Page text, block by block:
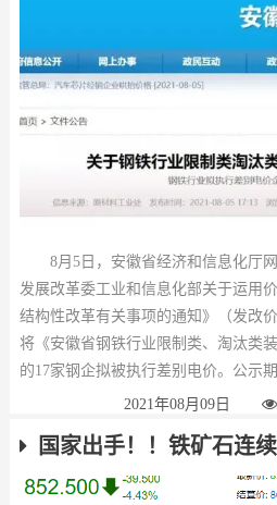
8月5日，安徽省经济和信息化厅网
发展改革委工业和信息化部关于运用
结构性改革有关事项的通知》（发改价
将《安徽省钢铁行业限制类、淘汰类
的17家钢企拟被执行差别电价。公示
2021年08月09日
国家出手！！铁矿石连